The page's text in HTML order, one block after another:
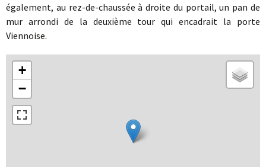
également, au rez-de-chaussée à droite du portail, un pan de
mur arrondi de la deuxième tour qui encadrait la porte
Viennoise.
+
−